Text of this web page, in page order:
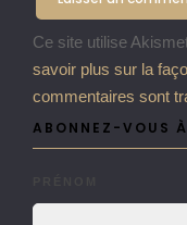
Ce site utilise
savoir plus sur la
commentaires sont
ABONNEZ-VOUS